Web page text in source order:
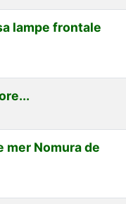
lampe frontale
mer Nomura de